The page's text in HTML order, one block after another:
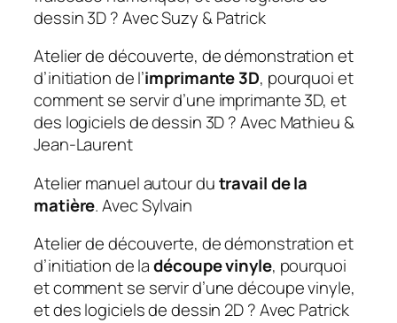
dessin 3D ? Avec Suzy & Patrick
Atelier de découverte, de démonstration et
d’initiation de l’imprimante 3D, pourquoi et
comment se servir d’une imprimante 3D, et
des logiciels de dessin 3D ? Avec Mathieu &
Jean-Laurent
Atelier manuel autour dutravail de la
matière. Avec Sylvain
Atelier de découverte, de démonstration et
d’initiation de ladécoupe vinyle, pourquoi
et comment se servir d’une découpe vinyle,
et des logiciels de dessin 2D ? Avec Patrick